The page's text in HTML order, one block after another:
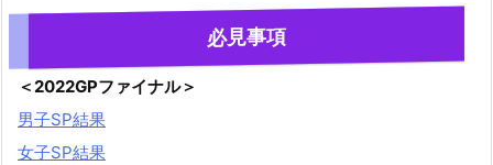
必見事項
＜2022GPファイナル＞
男子SP結果
女子SP結果